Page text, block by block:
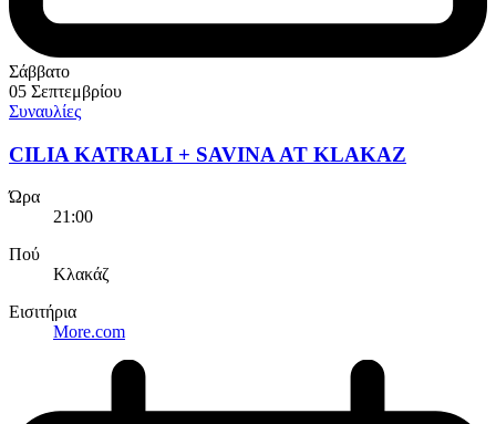
Σάββατο
05 Σεπτεμβρίου
Συναυλίες
CILIA KATRALI + SAVINA AT KLAKAZ
Ώρα
21:00
Πού
Κλακάζ
Εισιτήρια
More.com